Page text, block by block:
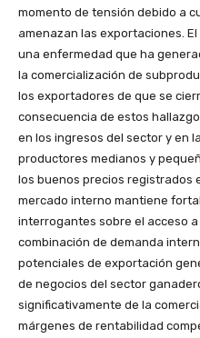
momento de tensión debido a
amenazan las exportaciones.
una enfermedad que ha
la comercialización de
los exportadores de que se
consecuencia de estos
en los ingresos del sector y en
productores medianos y
los buenos precios registrados
mercado interno mantiene
interrogantes sobre el acceso
combinación de demanda
potenciales de exportación
de negocios del sector
significativamente de la
márgenes de rentabilidad